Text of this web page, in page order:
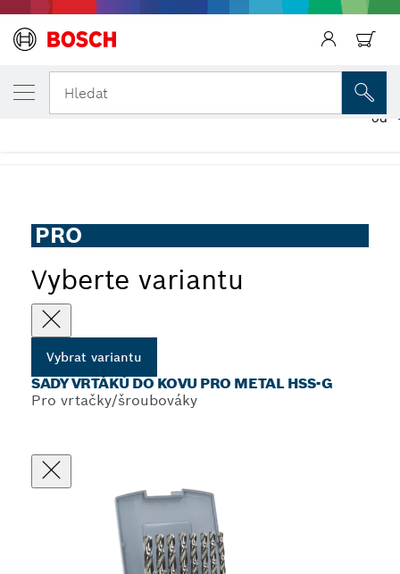
Hledat
PRO
Vyberte variantu
Vybrat variantu
SADY VRTÁKŮ DO KOVU PRO METAL HSS-G
Pro vrtačky/šroubováky
ZVOLENÁ VARIANTA
Sady vrtáků do kovu PRO Metal HSS-G
od